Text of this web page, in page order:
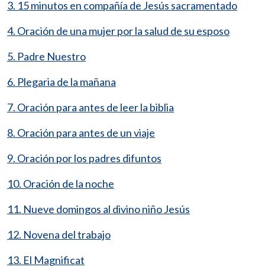
3. 15 minutos en compañía de Jesús sacramentado
4. Oración de una mujer por la salud de su esposo
5. Padre Nuestro
6. Plegaria de la mañana
7. Oración para antes de leer la biblia
8. Oración para antes de un viaje
9. Oración por los padres difuntos
10. Oración de la noche
11. Nueve domingos al divino niño Jesús
12. Novena del trabajo
13. El Magnificat